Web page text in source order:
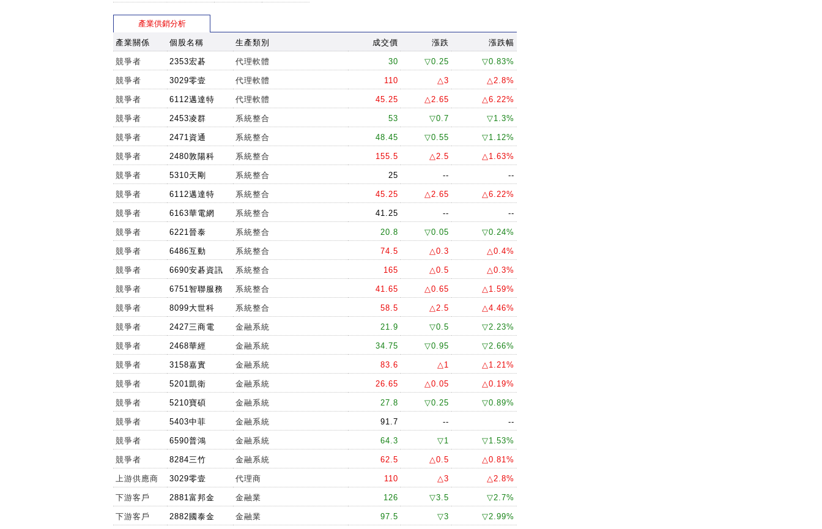
產業供銷分析
產業關係 個股名稱 生產類別 成交價 漲跌 漲跌幅
競爭者 2353宏碁 代理軟體 30 ▽0.25 ▽0.83%
競爭者 3029零壹 代理軟體 110 △3 △2.8%
競爭者 6112邁達特 代理軟體 45.25 △2.65 △6.22%
競爭者 2453凌群 系統整合 53 ▽0.7 ▽1.3%
競爭者 2471資通 系統整合 48.45 ▽0.55 ▽1.12%
競爭者 2480敦陽科 系統整合 155.5 △2.5 △1.63%
競爭者 5310天剛 系統整合 25 -- --
競爭者 6112邁達特 系統整合 45.25 △2.65 △6.22%
競爭者 6163華電網 系統整合 41.25 -- --
競爭者 6221晉泰 系統整合 20.8 ▽0.05 ▽0.24%
競爭者 6486互動 系統整合 74.5 △0.3 △0.4%
競爭者 6690安碁資訊 系統整合 165 △0.5 △0.3%
競爭者 6751智聯服務 系統整合 41.65 △0.65 △1.59%
競爭者 8099大世科 系統整合 58.5 △2.5 △4.46%
競爭者 2427三商電 金融系統 21.9 ▽0.5 ▽2.23%
競爭者 2468華經 金融系統 34.75 ▽0.95 ▽2.66%
競爭者 3158嘉實 金融系統 83.6 △1 △1.21%
競爭者 5201凱衛 金融系統 26.65 △0.05 △0.19%
競爭者 5210寶碩 金融系統 27.8 ▽0.25 ▽0.89%
競爭者 5403中菲 金融系統 91.7 -- --
競爭者 6590普鴻 金融系統 64.3 ▽1 ▽1.53%
競爭者 8284三竹 金融系統 62.5 △0.5 △0.81%
上游供應商 3029零壹 代理商 110 △3 △2.8%
下游客戶 2881富邦金 金融業 126 ▽3.5 ▽2.7%
下游客戶 2882國泰金 金融業 97.5 ▽3 ▽2.99%